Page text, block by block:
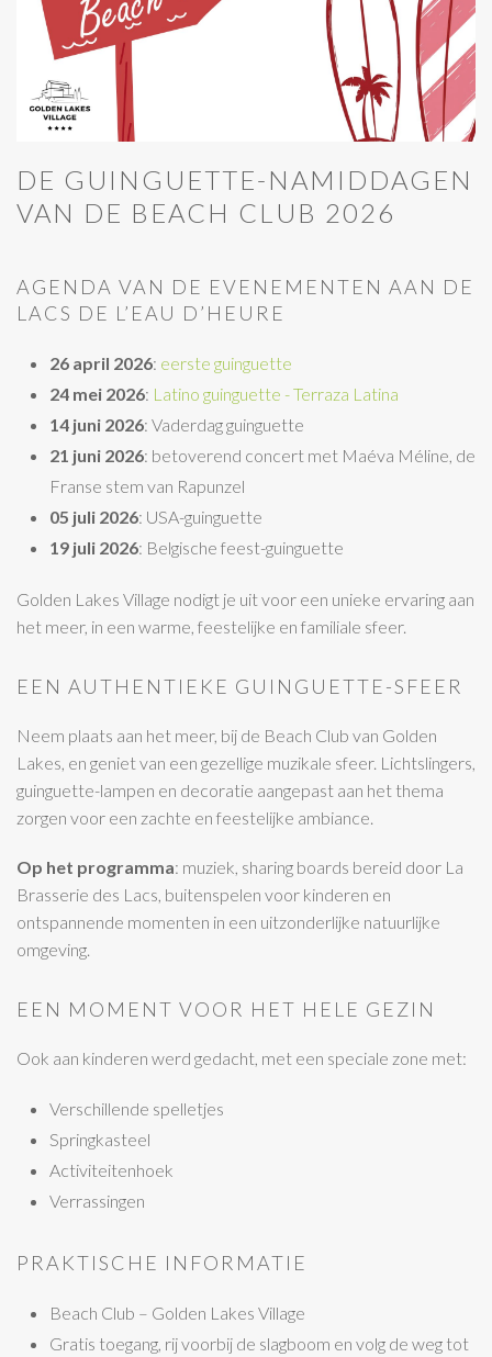
DE GUINGUETTE-NAMIDDAGEN
VAN DE BEACH CLUB 2026
AGENDA VAN DE EVENEMENTEN AAN DE
LACS DE L’EAU D’HEURE
26 april 2026: eerste guinguette
24 mei 2026: Latino guinguette - Terraza Latina
14 juni 2026: Vaderdag guinguette
21 juni 2026: betoverend concert met Maéva Méline, de
Franse stem van Rapunzel
05 juli 2026: USA-guinguette
19 juli 2026: Belgische feest-guinguette
Golden Lakes Village nodigt je uit voor een unieke ervaring aan
het meer, in een warme, feestelijke en familiale sfeer.
EEN AUTHENTIEKE GUINGUETTE-SFEER
Neem plaats aan het meer, bij de Beach Club van Golden
Lakes, en geniet van een gezellige muzikale sfeer. Lichtslingers,
guinguette-lampen en decoratie aangepast aan het thema
zorgen voor een zachte en feestelijke ambiance.
Op het programma: muziek, sharing boards bereid door La
Brasserie des Lacs, buitenspelen voor kinderen en
ontspannende momenten in een uitzonderlijke natuurlijke
omgeving.
EEN MOMENT VOOR HET HELE GEZIN
Ook aan kinderen werd gedacht, met een speciale zone met:
Verschillende spelletjes
Springkasteel
Activiteitenhoek
Verrassingen
PRAKTISCHE INFORMATIE
Beach Club – Golden Lakes Village
Gratis toegang, rij voorbij de slagboom en volg de weg tot